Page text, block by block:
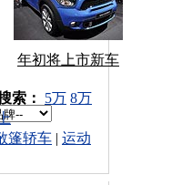
年初将上市新车
索：
索： 5万 8万
篷轿车 | 运动